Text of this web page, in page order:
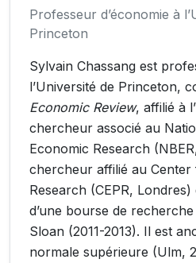
Professeur d’économie à
Princeton
Sylvain Chassang est
l’Université de Princeton,
Economic Review, affilié à
chercheur associé au
Economic Research
chercheur affilié au
Research (CEPR,
d’une bourse de
Sloan (2011-2013). Il est
normale supérieure (Ulm,